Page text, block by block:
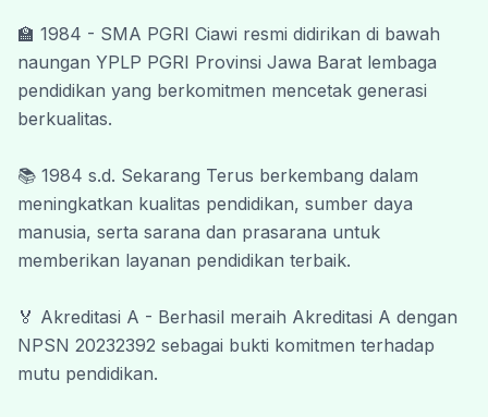
serta membentuk peserta didik yang
berakhlak mulia, mandiri, kreatif, dan siap
menghadapi tantangan masa depan.
Kami menyadari bahwa kemajuan pendidikan
kerja sama dari berbagai pihak. Oleh karena
itu, kami mengucapkan terima kasih kepada
seluruh guru, tenaga kependidikan, peserta
didik, orang tua, komite sekolah, alumni, dan
kontribusi terbaik bagi kemajuan SMA PGRI
Ciawi.
Akhir kata, semoga website ini dapat
🏫 1984 - SMA PGRI Ciawi resmi didirikan di bawah
naungan YPLP PGRI Provinsi Jawa Barat lembaga
pendidikan yang berkomitmen mencetak generasi
berkualitas.
📚 1984 s.d. Sekarang Terus berkembang dalam
meningkatkan kualitas pendidikan, sumber daya
manusia, serta sarana dan prasarana untuk
memberikan layanan pendidikan terbaik.
🏅 Akreditasi A - Berhasil meraih Akreditasi A dengan
NPSN 20232392 sebagai bukti komitmen terhadap
mutu pendidikan.